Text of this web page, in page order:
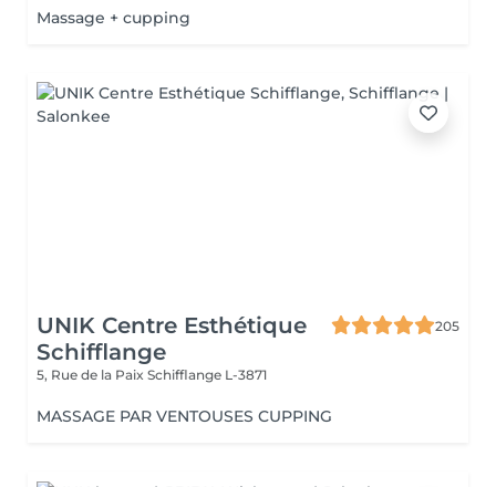
Massage + cupping
UNIK Centre Esthétique
Schifflange
205
5, Rue de la Paix Schifflange L-3871
MASSAGE PAR VENTOUSES CUPPING